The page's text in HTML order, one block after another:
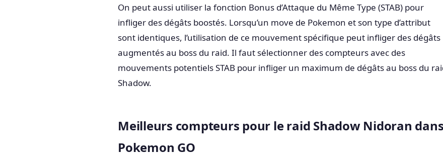
On peut aussi utiliser la fonction Bonus d’Attaque du Même Type (STAB) pour
infliger des dégâts boostés. Lorsqu’un move de Pokemon et son type d’attribut
sont identiques, l’utilisation de ce mouvement spécifique peut infliger des dégâts
augmentés au boss du raid. Il faut sélectionner des compteurs avec des
mouvements potentiels STAB pour infliger un maximum de dégâts au boss du
Shadow.
Meilleurs compteurs pour le raid Shadow Nidoran dans
Pokemon GO